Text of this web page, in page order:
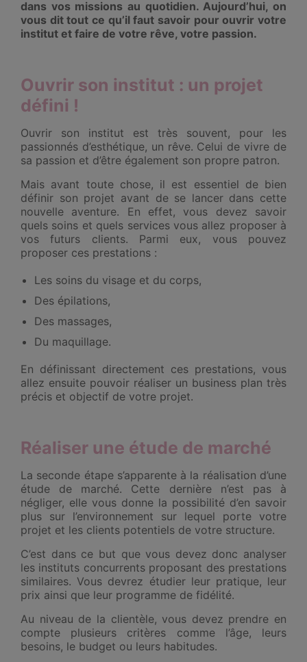
dans vos missions au quotidien. Aujourd’hui, on
vous dit tout ce qu’il faut savoir pour ouvrir votre
institut et faire de votre rêve, votre passion.
Ouvrir son institut : un projet
défini !
Ouvrir son institut est très souvent, pour les
passionnés d’esthétique, un rêve. Celui de vivre de
sa passion et d’être également son propre patron.
Mais avant toute chose, il est essentiel de bien
définir son projet avant de se lancer dans cette
nouvelle aventure. En effet, vous devez savoir
quels soins et quels services vous allez proposer à
vos futurs clients. Parmi eux, vous pouvez
proposer ces prestations :
Les soins du visage et du corps,
Des épilations,
Des massages,
Du maquillage.
En définissant directement ces prestations, vous
allez ensuite pouvoir réaliser un business plan très
précis et objectif de votre projet.
Réaliser une étude de marché
La seconde étape s’apparente à la réalisation d’une
étude de marché. Cette dernière n’est pas à
négliger, elle vous donne la possibilité d’en savoir
plus sur l’environnement sur lequel porte votre
projet et les clients potentiels de votre structure.
C’est dans ce but que vous devez donc analyser
les instituts concurrents proposant des prestations
similaires. Vous devrez étudier leur pratique, leur
prix ainsi que leur programme de fidélité.
Au niveau de la clientèle, vous devez prendre en
compte plusieurs critères comme l’âge, leurs
besoins, le budget ou leurs habitudes.